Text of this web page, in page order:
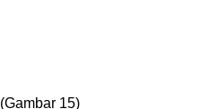
(Gambar 15)